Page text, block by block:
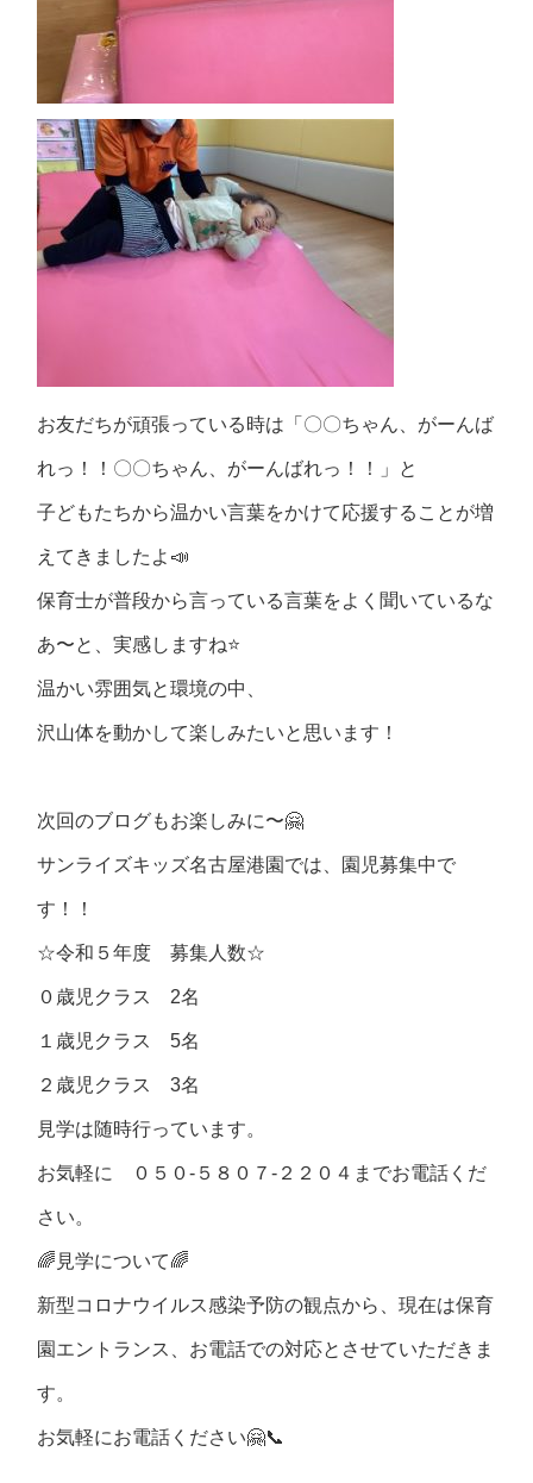
お友だちが頑張っている時は「〇〇ちゃん、がーんば
れっ！！〇〇ちゃん、がーんばれっ！！」と
子どもたちから温かい言葉をかけて応援することが増
えてきましたよ📣
保育士が普段から言っている言葉をよく聞いているな
あ〜と、実感しますね⭐️
温かい雰囲気と環境の中、
沢山体を動かして楽しみたいと思います！
次回のブログもお楽しみに〜🤗
サンライズキッズ名古屋港園では、園児募集中で
す！！
☆令和５年度 募集人数☆
０歳児クラス 2名
１歳児クラス 5名
２歳児クラス 3名
見学は随時行っています。
お気軽に ０５０-５８０７-２２０４ までお電話くだ
さい。
🌈見学について🌈
新型コロナウイルス感染予防の観点から、現在は保育
園エントランス、お電話での対応とさせていただきま
す。
お気軽にお電話ください🤗📞